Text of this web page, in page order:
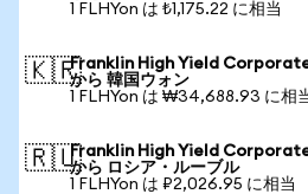
1 FLHYon は ₺1,175.22 に相当
🇰🇷Franklin High Yield
から 韓国ウォン
1 FLHYon は ₩34,688.93 に相
🇷🇺Franklin High Yield
から ロシア・ルーブル
1 FLHYon は ₽2,026.95 に相当